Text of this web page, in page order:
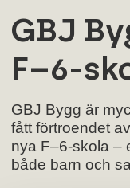
GBJ
F–6-
GBJ Bygg är
fått förtroendet
nya F–6-skola –
både barn och